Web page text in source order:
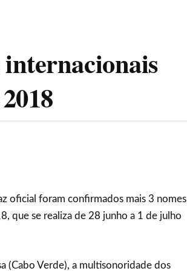
oficial foram confirmados mais 3 nomes
que se realiza de 28 junho a 1 de julho
(Cabo Verde), a multisonoridade dos